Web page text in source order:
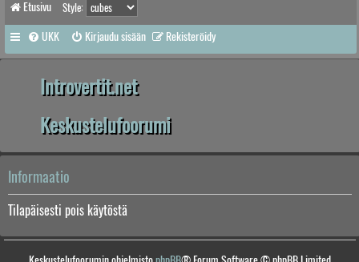
Etusivu Style:
UKK Kirjaudu sisään Rekisteröidy
Introvertit.net
Keskustelufoorumi
Informaatio
Tilapäisesti pois käytöstä